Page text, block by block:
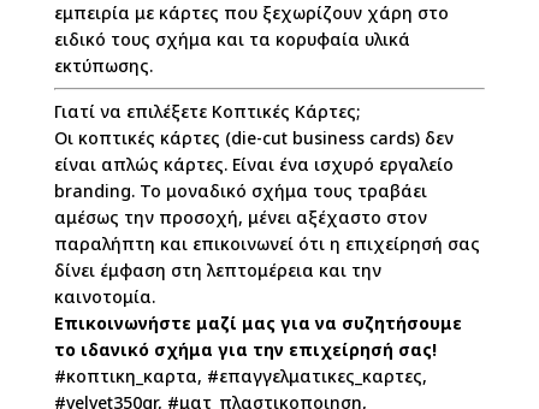
εμπειρία με κάρτες που ξεχωρίζουν χάρη στο
ειδικό τους σχήμα και τα κορυφαία υλικά
εκτύπωσης.
Γιατί να επιλέξετε Κοπτικές Κάρτες;
Οι κοπτικές κάρτες (die-cut business cards) δεν
είναι απλώς κάρτες. Είναι ένα ισχυρό εργαλείο
branding. Το μοναδικό σχήμα τους τραβάει
αμέσως την προσοχή, μένει αξέχαστο στον
παραλήπτη και επικοινωνεί ότι η επιχείρησή σας
δίνει έμφαση στη λεπτομέρεια και την
καινοτομία.
Επικοινωνήστε μαζί μας για να συζητήσουμε
το ιδανικό σχήμα για την επιχείρησή σας!
#κοπτικη_καρτα, #επαγγελματικες_καρτες,
#velvet350gr, #ματ_πλαστικοποιηση,